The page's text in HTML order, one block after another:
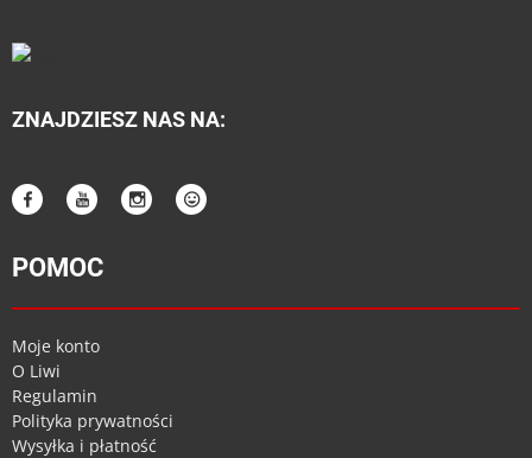
ZNAJDZIESZ NAS NA:
POMOC
Moje konto
O Liwi
Regulamin
Polityka prywatności
Wysyłka i płatność